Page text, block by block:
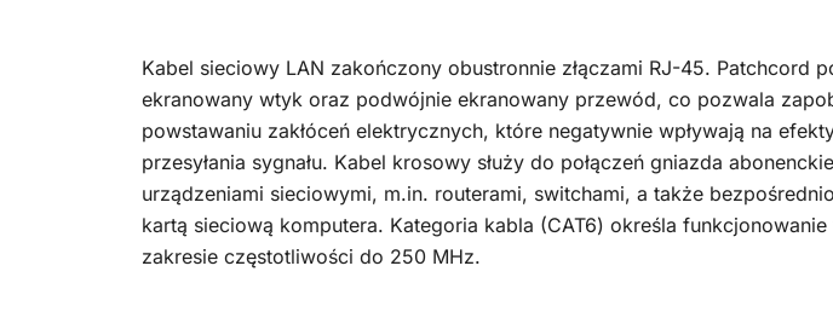
Kabel sieciowy LAN zakończony obustronnie złączami RJ-45. Patchcord
ekranowany wtyk oraz podwójnie ekranowany przewód, co pozwala
powstawaniu zakłóceń elektrycznych, które negatywnie wpływają na
przesyłania sygnału. Kabel krosowy służy do połączeń gniazda
urządzeniami sieciowymi, m.in. routerami, switchami, a także
kartą sieciową komputera. Kategoria kabla (CAT6) określa funkcjonowanie
zakresie częstotliwości do 250 MHz.